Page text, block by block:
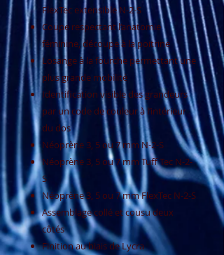
FlexTec extensible N-2-S
Coupe respectant l’anatomie
féminine, découpe à la poitrine
Losange à la fourche permettant une
plus grande mobilité
Identification visible des grandeurs
par un code de couleur à l’intérieur
du dos
Néoprène 3, 5 ou 7 mm N-2-S
Néoprène 3, 5 ou 7 mm Tuff Tec N-2-
S
Néoprène 3, 5 ou 7 mm FlexTec N-2-S
Assemblage collé et cousu deux
côtés
Finition au biais de Lycra